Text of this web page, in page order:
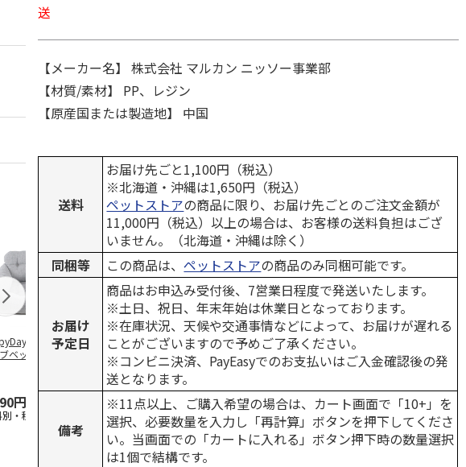
2wayド
ベッド グレ
円
・税込)
獣医師開発 ニオイ
をとる砂専用 猫ト
イレ ナチュラルグ
1,550円
(送料別・税込)
デオトイレ 飛び散
らない消臭・抗菌サ
ンド 4L
1,320円
(送料別・税込)
無添加良品 カムカ
ムデンタルコーン
ぐるぐるボーン型 S
470円
(送料別・税込)
チ 健康に育つ子
こ用 まぐろ・か
120円
(送料別・税込)
送
【メーカー名】 株式会社 マルカン ニッソー事業部
【材質/素材】 PP、レジン
【原産国または製造地】 中国
送料
お届け先ごと1,100円（税込）
※北海道・沖縄は1,650円（税込）
ペットストアの商品に限り、お届け先ごとのご注文金額が
11,000円（税込）以上の場合は、お客様の送料負担はござ
いません。（北海道・沖縄は除く）
同梱等
この商品は、ペットストアの商品のみ同梱可能です。
お届け
予定日
商品はお申込み受付後、7営業日程度で発送いたします。
※土日、祝日、年末年始は休業日となっております。
※在庫状況、天候や交通事情などによって、お届けが遅れる
ことがございますので予めご了承ください。
※コンビニ決済、PayEasyでのお支払いはご入金確認後の発
送となります。
備考
※11点以上、ご購入希望の場合は、カート画面で「10+」を
選択、必要数量を入力し「再計算」ボタンを押下してくださ
い。当画面での「カートに入れる」ボタン押下時の数量選択
は1個で結構です。